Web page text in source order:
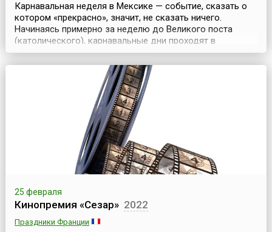
Карнавальная неделя в Мексике — событие, сказать о
котором «прекрасно», значит, не сказать ничего.
Начинаясь примерно за неделю до Великого поста
(католического), карнавальные дни проходят в
обстановке красочных и шумных уличных парадов,
несмолкающей музыки, танцев и фейерверков. Многие
называют мексиканский карнавал вторым Марди Гра
(таким, какой проходит в Новом Орлеане).Во время
25 февраля
Кинопремия «Сезар» 2022
Праздники Франции